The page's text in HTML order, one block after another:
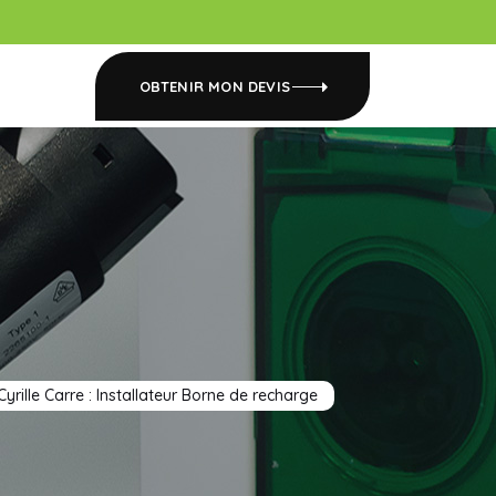
OBTENIR MON DEVIS
Carre : Installateur Borne de recharge